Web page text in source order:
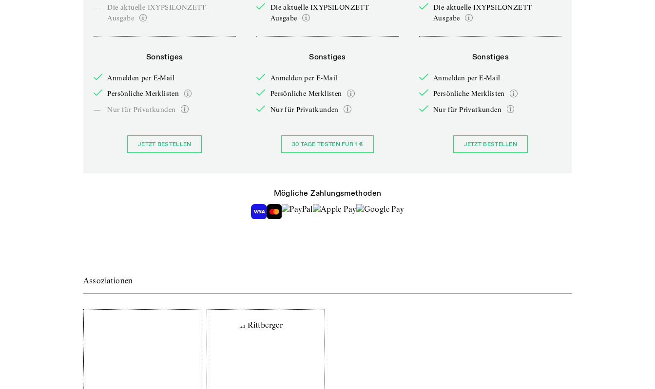
—
Die aktuelle IXYPSILONZETT-
Ausgabe
Sonstiges
Anmelden per E-Mail
Persönliche Merklisten
—
Nur für Privatkunden
JETZT BESTELLEN
Die aktuelle IXYPSILONZETT-
Ausgabe
Sonstiges
Anmelden per E-Mail
Persönliche Merklisten
Nur für Privatkunden
30 TAGE TESTEN FÜR 1 €
Die aktuelle IXYPSILONZETT-
Ausgabe
Sonstiges
Anmelden per E-Mail
Persönliche Merklisten
Nur für Privatkunden
JETZT BESTELLEN
Mögliche Zahlungsmethoden
Assoziationen